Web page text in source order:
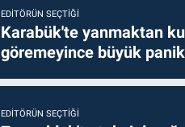
EDITÖRÜN SEÇTIĞI
Karabük'te yanmaktan
göremeyince büyük panik
EDITÖRÜN SEÇTIĞI